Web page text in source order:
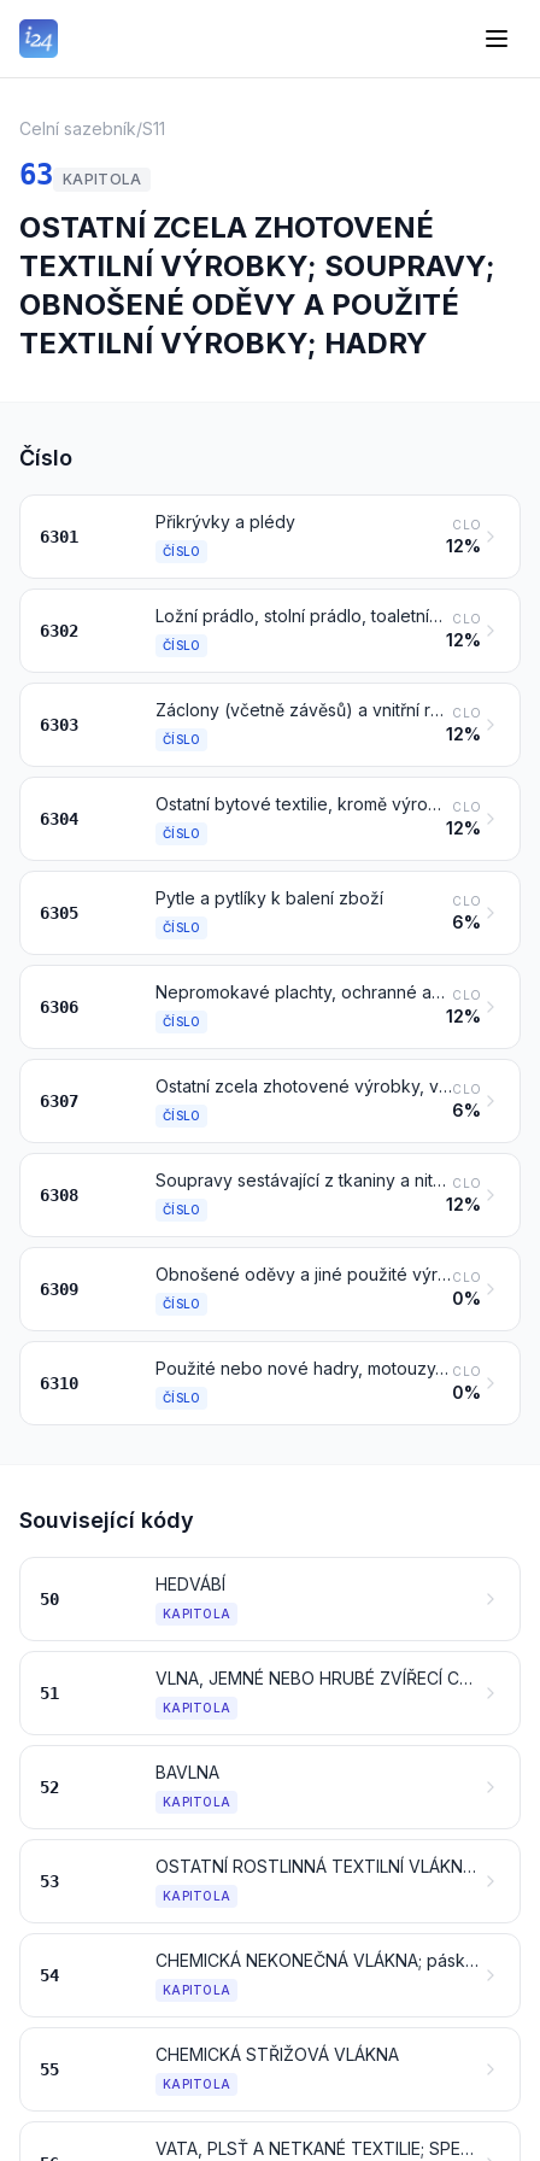
Celní sazebník/S11
63 KAPITOLA
OSTATNÍ ZCELA ZHOTOVENÉ
TEXTILNÍ VÝROBKY; SOUPRAVY;
OBNOŠENÉ ODĚVY A POUŽITÉ
TEXTILNÍ VÝROBKY; HADRY
Číslo
6301
Přikrývky a plédy
ČÍSLO
CLO
12%
6302
Ložní prádlo, stolní prádlo, toaletní prádlo a kuchyňské prádlo
ČÍSLO
CLO
12%
6303
Záclony (včetně závěsů) a vnitřní rolety; záclonky nebo postelové drapérie
ČÍSLO
CLO
12%
6304
Ostatní bytové textilie, kromě výrobků čísla 9404
ČÍSLO
CLO
12%
6305
Pytle a pytlíky k balení zboží
ČÍSLO
CLO
6%
6306
Nepromokavé plachty, ochranné a stínicí plachty; stany (včetně dočasných přístřešků a podobných výrobků); plachty pro lodě, pro prkna k plachtění na vodě nebo na souši; kempinkové výrobky
ČÍSLO
CLO
12%
6307
Ostatní zcela zhotovené výrobky, včetně střihových šablon
ČÍSLO
CLO
6%
6308
Soupravy sestávající z tkaniny a nitě, též s doplňky, pro výrobu koberečků, tapiserií, vyšívaných stolních ubrusů nebo servítků nebo podobných textilních výrobků, v balení pro drobný prodej
ČÍSLO
CLO
12%
6309
Obnošené oděvy a jiné použité výrobky
ČÍSLO
CLO
0%
6310
Použité nebo nové hadry, motouzy, šňůry, provazy a lana z textilních materiálů ve formě zbytků nebo výrobků vyřazených z používání
ČÍSLO
CLO
0%
Související kódy
50
HEDVÁBÍ
KAPITOLA
51
VLNA, JEMNÉ NEBO HRUBÉ ZVÍŘECÍ CHLUPY; ŽÍNĚNÉ NITĚ A TKANINY
KAPITOLA
52
BAVLNA
KAPITOLA
53
OSTATNÍ ROSTLINNÁ TEXTILNÍ VLÁKNA; PAPÍROVÉ NITĚ A TKANINY Z PAPÍROVÝCH NITÍ
KAPITOLA
54
CHEMICKÁ NEKONEČNÁ VLÁKNA; pásky a podobné tvary z chemických textilních materiálů
KAPITOLA
55
CHEMICKÁ STŘIŽOVÁ VLÁKNA
KAPITOLA
VATA, PLSŤ A NETKANÉ TEXTILIE; SPECIÁLNÍ NITĚ; MOTOUZY, ŠŇŮRY, PROVAZY A LANA A VÝROBKY Z NICH